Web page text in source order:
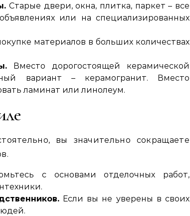
Старые двери‚ окна‚ плитка‚ паркет – все
или на специализированных
материалов в больших количествах
Вместо дорогостоящей керамической
вариант – керамогранит. Вместо
ламинат или линолеум.
вы значительно сокращаете
с основами отделочных работ‚
Если вы не уверены в своих